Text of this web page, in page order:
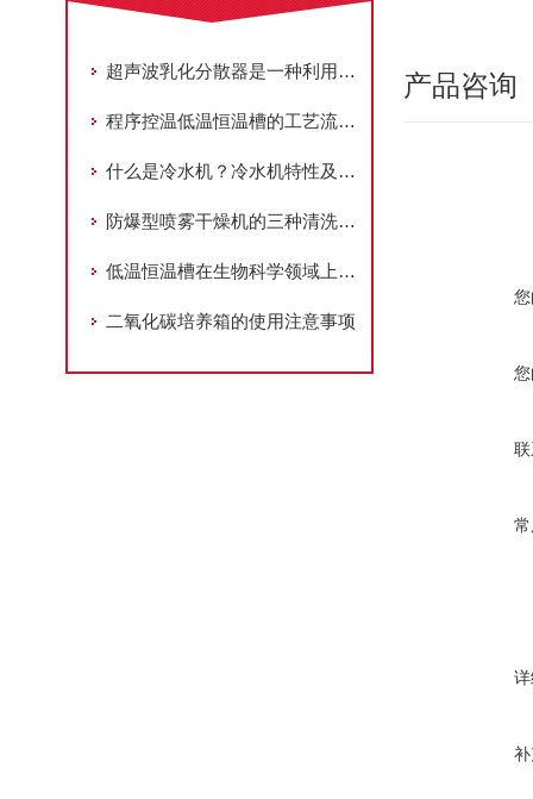
超声波乳化分散器是一种利用超声波技术进行乳化和分散的设备
程序控温低温恒温槽的工艺流程一分钟了解
什么是冷水机？冷水机特性及应用领域详解百科
防爆型喷雾干燥机的三种清洗方式，您的清洗方式对了吗？
低温恒温槽在生物科学领域上的用途
二氧化碳培养箱的使用注意事项
产品咨询